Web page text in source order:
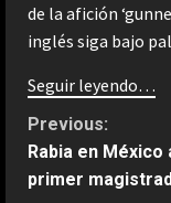
de la afición
inglés siga bajo
Seguir leyendo…
C
o
Previous:
Rabia en
primer